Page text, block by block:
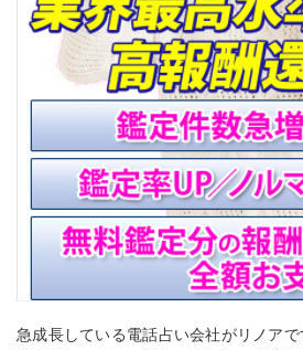
急成長している電話占い会社がリノア